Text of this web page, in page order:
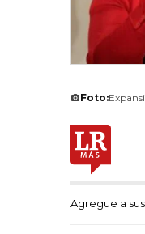
Foto:
Agregue a